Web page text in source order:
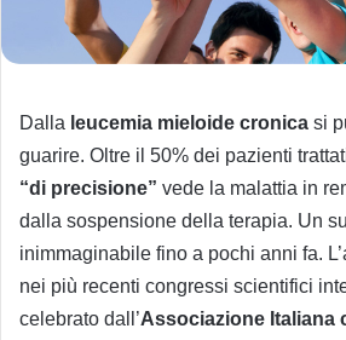
Dalla leucemia mieloide cronica si
guarire. Oltre il 50% dei pazienti
“di precisione” vede la malattia in
dalla sospensione della terapia. Un
inimmaginabile fino a pochi anni fa.
nei più recenti congressi scientifici
celebrato dall’Associazione Italiana